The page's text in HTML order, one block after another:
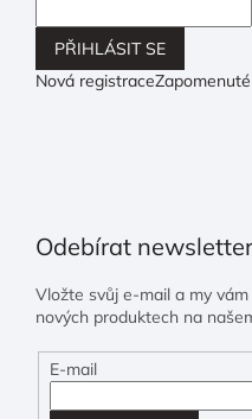
PŘIHLÁSIT SE
Nová registrace
Odebírat newsletter
Vložte svůj e-mail a my
nových produktech na
E-mail